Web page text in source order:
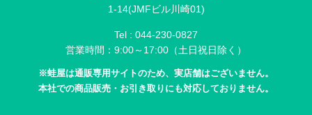
1-14(JMFビル川崎01)
Tel : 044-230-0827
営業時間：9:00～17:00（土日祝日除く）
※蛙屋は通販専用サイトのため、実店舗はございません。
本社での商品販売・お引き取りにも対応しておりません。